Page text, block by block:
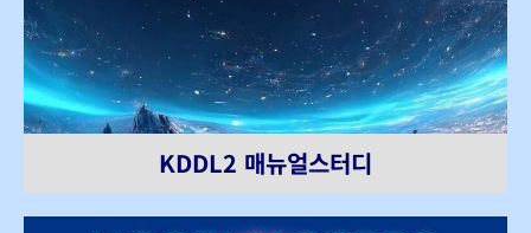
KDDL2 매뉴얼스터디